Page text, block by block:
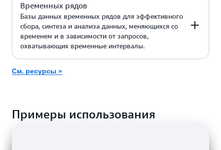
расширенное обнаружение
мошенничества, поиск новых
ответов и многое другое)
Примеры
Высокомасштабируемые
промышленные приложения
для технического обслуживания
парком устройств и
Временных рядов
Базы данных временных рядов для эффективного
сбора, синтеза и анализа данных, меняющихся со
временем и в зависимости от запросов,
охватывающих временные интервалы.
Примеры
(IoT), DevOps, промышленная
Timestream
См. ресурсы »
Примеры использования